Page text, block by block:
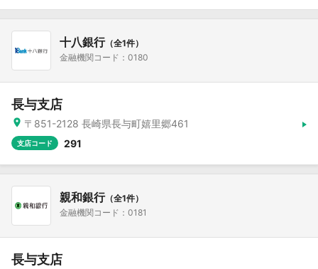
十八銀行（全1件）
金融機関コード：0180
長与支店
〒851-2128 長崎県長与町嬉里郷461
支店コード 291
親和銀行（全1件）
金融機関コード：0181
長与支店